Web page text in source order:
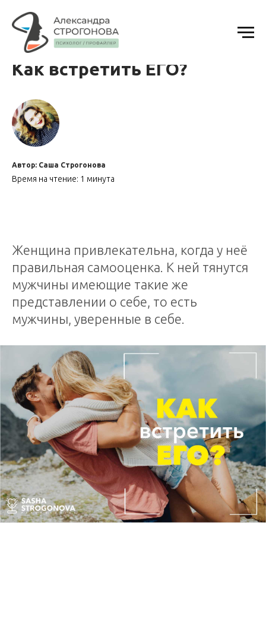
Как встретить ЕГО?
Автор: Саша Строгонова
Время на чтение: 1 минута
Женщина привлекательна, когда у неё
правильная самооценка. К ней тянутся
мужчины имеющие такие же
представлении о себе, то есть
мужчины, уверенные в себе.